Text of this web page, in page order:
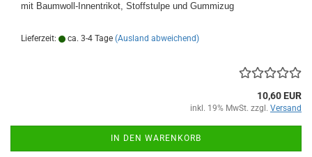
mit Baumwoll-Innentrikot, Stoffstulpe und Gummizug
Lieferzeit: ca. 3-4 Tage (Ausland abweichend)
10,60 EUR
inkl. 19% MwSt. zzgl. Versand
IN DEN WARENKORB